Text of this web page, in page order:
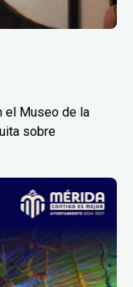
el Museo de la
sobre